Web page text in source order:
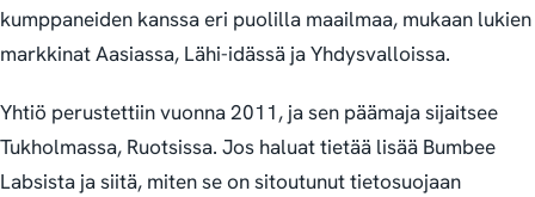
kumppaneiden kanssa eri puolilla maailmaa, mukaan lukien
markkinat Aasiassa, Lähi-idässä ja Yhdysvalloissa.
Yhtiö perustettiin vuonna 2011, ja sen päämaja sijaitsee
Tukholmassa, Ruotsissa. Jos haluat tietää lisää Bumbee
Labsista ja siitä, miten se on sitoutunut tietosuojaan